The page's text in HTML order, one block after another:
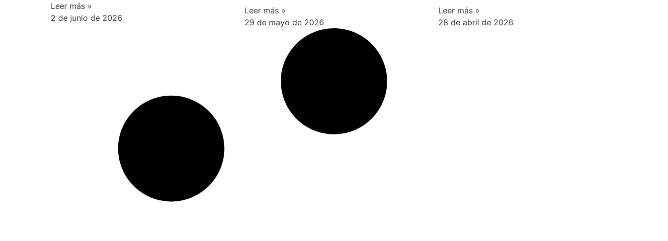
Leer más »
2 de junio de 2026
Leer más »
29 de mayo de 2026
Leer más »
28 de abril de 2026